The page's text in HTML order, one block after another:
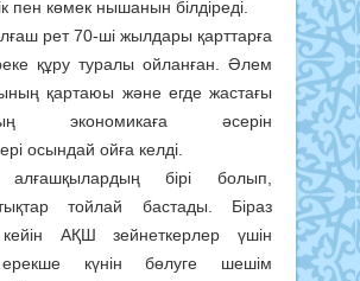
пен көмек нышанын білдіреді.
рет 70-ші жылдары қарттарға
құру туралы ойланған. Әлем
қартаюы және егде жастағы
экономикаға әсерін
осындай ойға келді.
алғашқылардың бірі болып,
тойлай бастады. Біраз
АҚШ зейнеткерлер үшін
күнін бөлуге шешім